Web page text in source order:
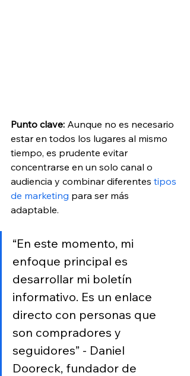
Punto clave: Aunque no es necesario
estar en todos los lugares al mismo
tiempo, es prudente evitar
concentrarse en un solo canal o
audiencia y combinar diferentes tipos
de marketing para ser más
adaptable.
“En este momento, mi
enfoque principal es
desarrollar mi boletín
informativo. Es un enlace
directo con personas que
son compradores y
seguidores” - Daniel
Dooreck, fundador de